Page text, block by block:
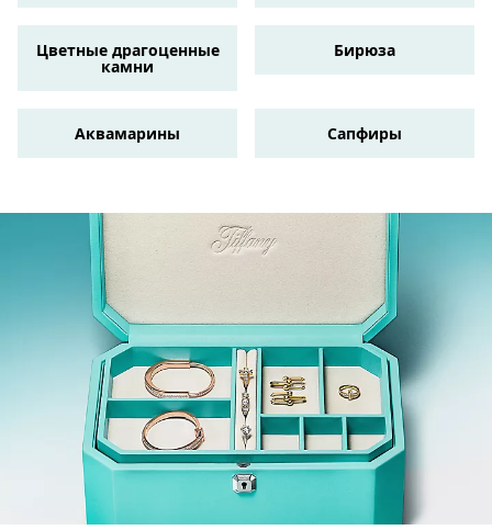
Цветные драгоценные
камни
Бирюза
Аквамарины Сапфиры